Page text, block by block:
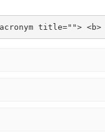
title=""> <b>